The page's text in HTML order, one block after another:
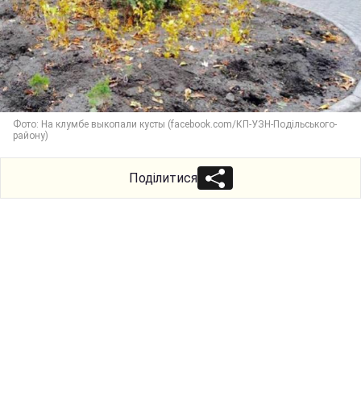
Фото: На клумбе выкопали кусты (facebook.com/КП-УЗН-Подільського-
району)
Поділитися